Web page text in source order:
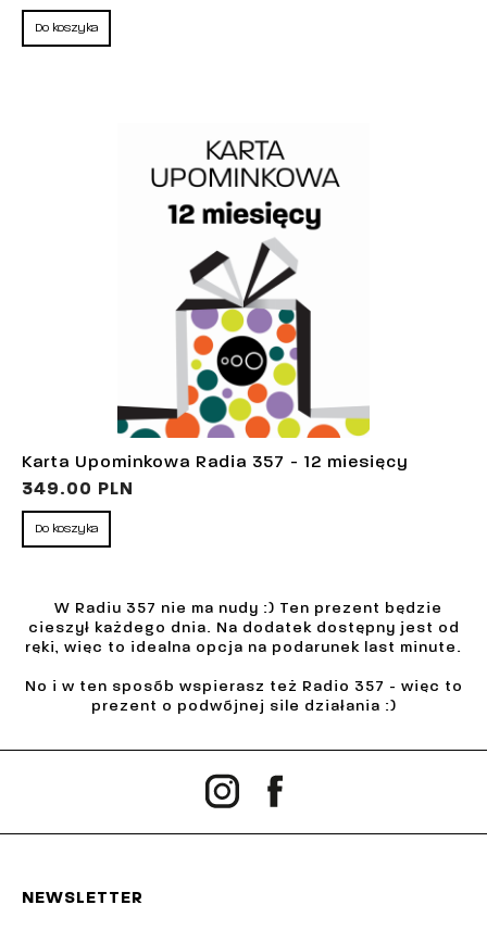
Do koszyka
Karta Upominkowa Radia 357 - 12 miesięcy
349.00 PLN
Do koszyka
W Radiu 357 nie ma nudy :) Ten prezent będzie
cieszył każdego dnia. Na dodatek dostępny jest od
ręki, więc to idealna opcja na podarunek last minute.
No i w ten sposób wspierasz też Radio 357 - więc to
prezent o podwójnej sile działania :)
NEWSLETTER